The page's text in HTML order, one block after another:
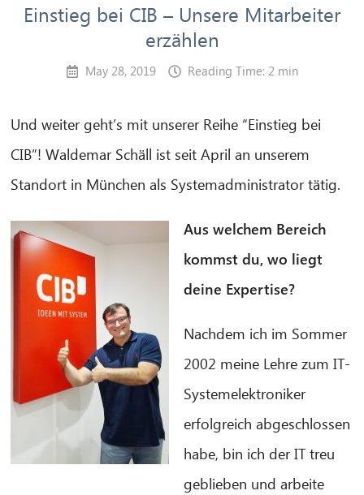
Einstieg bei CIB – Unsere Mitarbeiter
erzählen
May 28, 2019 Reading Time: 2 min
Und weiter geht’s mit unserer Reihe “Einstieg bei
CIB”! Waldemar Schäll ist seit April an unserem
Standort in München als Systemadministrator tätig.
Aus welchem Bereich
kommst du, wo liegt
deine Expertise?
Nachdem ich im Sommer
2002 meine Lehre zum IT-
Systemelektroniker
erfolgreich abgeschlossen
habe, bin ich der IT treu
geblieben und arbeite